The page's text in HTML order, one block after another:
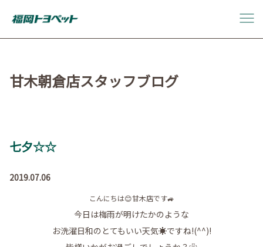
甘木朝倉店スタッフブログ
七夕☆☆
2019.07.06
こんにちは😊甘木店です🚙
今日は梅雨が明けたかのような
お洗濯日和のとてもいい天気☀ですね!(^^)!